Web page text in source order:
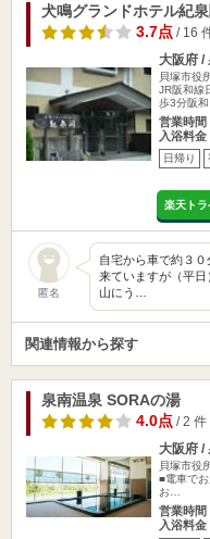
犬鳴グランドホテル紀
3.7点/ 16
大阪府 /
貝塚市役
JR阪和線
歩3分阪和
営業時間
入浴料金
日帰り
楽天トラ
匿名
自宅から車で約３
来ていますが（平
山にう…
関連情報から探す
泉南温泉 SORAの湯
4.0点/ 2 件
大阪府 /
貝塚市役
■電車で
お…
営業時間
入浴料金